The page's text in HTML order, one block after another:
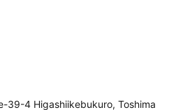
39-4 Higashiikebukuro, Toshima